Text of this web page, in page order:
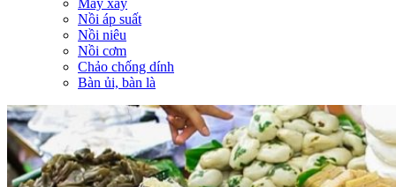
Máy xay
Nồi áp suất
Nồi niêu
Nồi cơm
Chảo chống dính
Bàn ủi, bàn là